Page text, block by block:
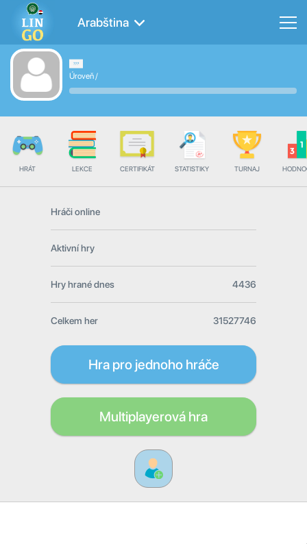
Arabština
Úroveň/
HRÁT LEKCE CERTIFIKÁT STATISTIKY TURNAJ
Hráči online
Aktivní hry
Hry hrané dnes 4436
Celkem her 31527746
Hra pro jednoho hráče
Multiplayerová hra